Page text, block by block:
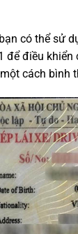
có thể sử
để điều khiển
cách bình